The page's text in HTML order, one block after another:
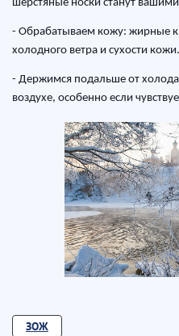
шерстяные носки станут
- Обрабатываем кожу: жирные
холодного ветра и сухости кожи.
- Держимся подальше от
воздухе, особенно если
ЗОЖ